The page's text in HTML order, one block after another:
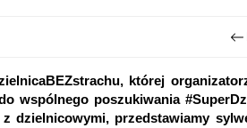
której
wspólnego poszukiwania
dzielnicowymi, przedstawiamy